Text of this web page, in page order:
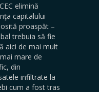
elimină
capitalului
proaspăt –
trebuia să fie
aici de mai mult
mare de
din
infiltrate la
cum a fost tras